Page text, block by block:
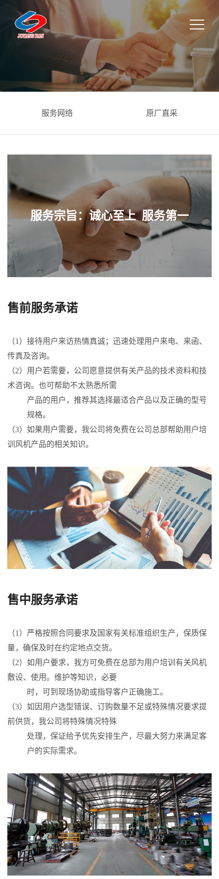
原厂直采 投诉意见
服务宗旨：诚心至上 服务第一
售前服务承诺
（1）接待用户来访热情真诚；迅速处理用户来电、来函、
传真及咨询。
（2）用户若需要，公司愿意提供有关产品的技术资料和技
术咨询。也可帮助不太熟悉所需
产品的用户，推荐其选择最适合产品以及正确的型号
规格。
（3）如果用户需要，我公司将免费在公司总部帮助用户培
训风机产品的相关知识。
售中服务承诺
（1）严格按照合同要求及国家有关标准组织生产，保质保
量，确保及时在约定地点交货。
（2）如用户要求，我方可免费在总部为用户培训有关风机
敷设、使用。维护等知识，必要
时，可到现场协助或指导客户正确施工。
（3）如因用户选型错误、订购数量不足或特殊情况要求提
前供货，我公司将特殊情况特殊
处理，保证给予优先安排生产，尽最大努力来满足客
户的实际需求。